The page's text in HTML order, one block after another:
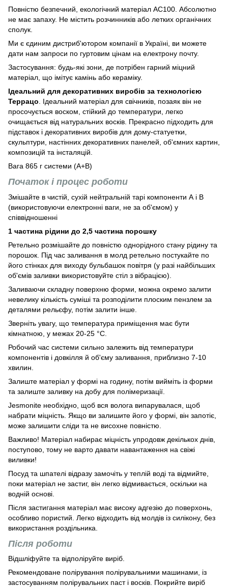
Повністю безпечний, екологічний матеріал АС100. Абсолютно
не має запаху. Не містить розчинників або летких органічних
сполук.
Ми є єдиним дистриб'ютором компанії в Україні, ви можете
дати нам запроси по гуртовим цінам на електрону почту.
Застосування: будь-які зони, де потрібен гарний міцний
матеріал, що імітує камінь або кераміку.
Ідеальний для декоративних виробів за технологією
Террацо . Ідеальний матеріал для свічників, позаяк він не
просочується воском, стійкий до температури, легко
очищається від натуральних восків. Прекрасно підходить для
підставок і декоративних виробів для дому-статуетки,
скульптури, настінних декоративних панелей, об'ємних картин,
композицій та інсталяцій.
Вага 865 г системи (А+В)
Початок і процес роботи
Змішайте в чистій, сухій нейтральній тарі компоненти А і В
(використовуючи електронні ваги, не за об'ємом) у
співвідношенні
1 частина рідини до 2,5 частина порошку
Ретельно розмішайте до повністю однорідного стану рідину та
порошок. Під час заливання в молд ретельно постукайте по
його стінках для виходу бульбашок повітря (у разі найбільших
об'ємів заливки використовуйте стіл з вібрацією).
Заливаючи складну поверхню форми, можна окремо залити
невелику кількість суміші та розподілити плоским пензлем за
деталями рельєфу, потім залити інше.
Зверніть увагу, що температура приміщення має бути
кімнатною, у межах 20-25 °C.
Робочий час системи сильно залежить від температури
компонентів і довкілля й об'єму заливання, приблизно 7-10
хвилин.
Залиште матеріал у формі на годину, потім вийміть із форми
та залиште заливку на добу для полімеризації.
Jesmonite необхідно, щоб вся волога випарувалася, щоб
набрати міцність. Якщо ви залишите його у формі, він запотіє,
може залишити сліди та не висохне повністю.
Важливо! Матеріал набирає міцність упродовж декількох днів,
поступово, тому не варто давати навантаження на свіжі
виливки!
Посуд та шпателі відразу замочіть у теплій воді та відмийте,
поки матеріал не застиг, він легко відмивається, оскільки на
водній основі.
Після застигання матеріал має високу адгезію до поверхонь,
особливо пористий. Легко відходить від молдів із силікону, без
використання роздільника.
Після роботи
Відшліфуйте та відполіруйте виріб.
Рекомендоване полірування полірувальними машинами, із
застосуванням полірувальних паст і восків. Покрийте виріб